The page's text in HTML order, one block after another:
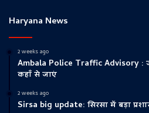
Haryana News
2 weeks ago
Ambala Police Traffic Advisory :
कहाँ से जाएं
2 weeks ago
Sirsa big update: सिरसा में बड़ा